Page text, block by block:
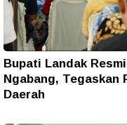
Bupati Landak
Ngabang, Tegaskan
Daerah